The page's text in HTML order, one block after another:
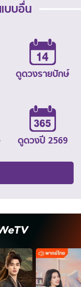
บบอื่น
ดูดวงรายปักษ์
ดูดวงปี 2569